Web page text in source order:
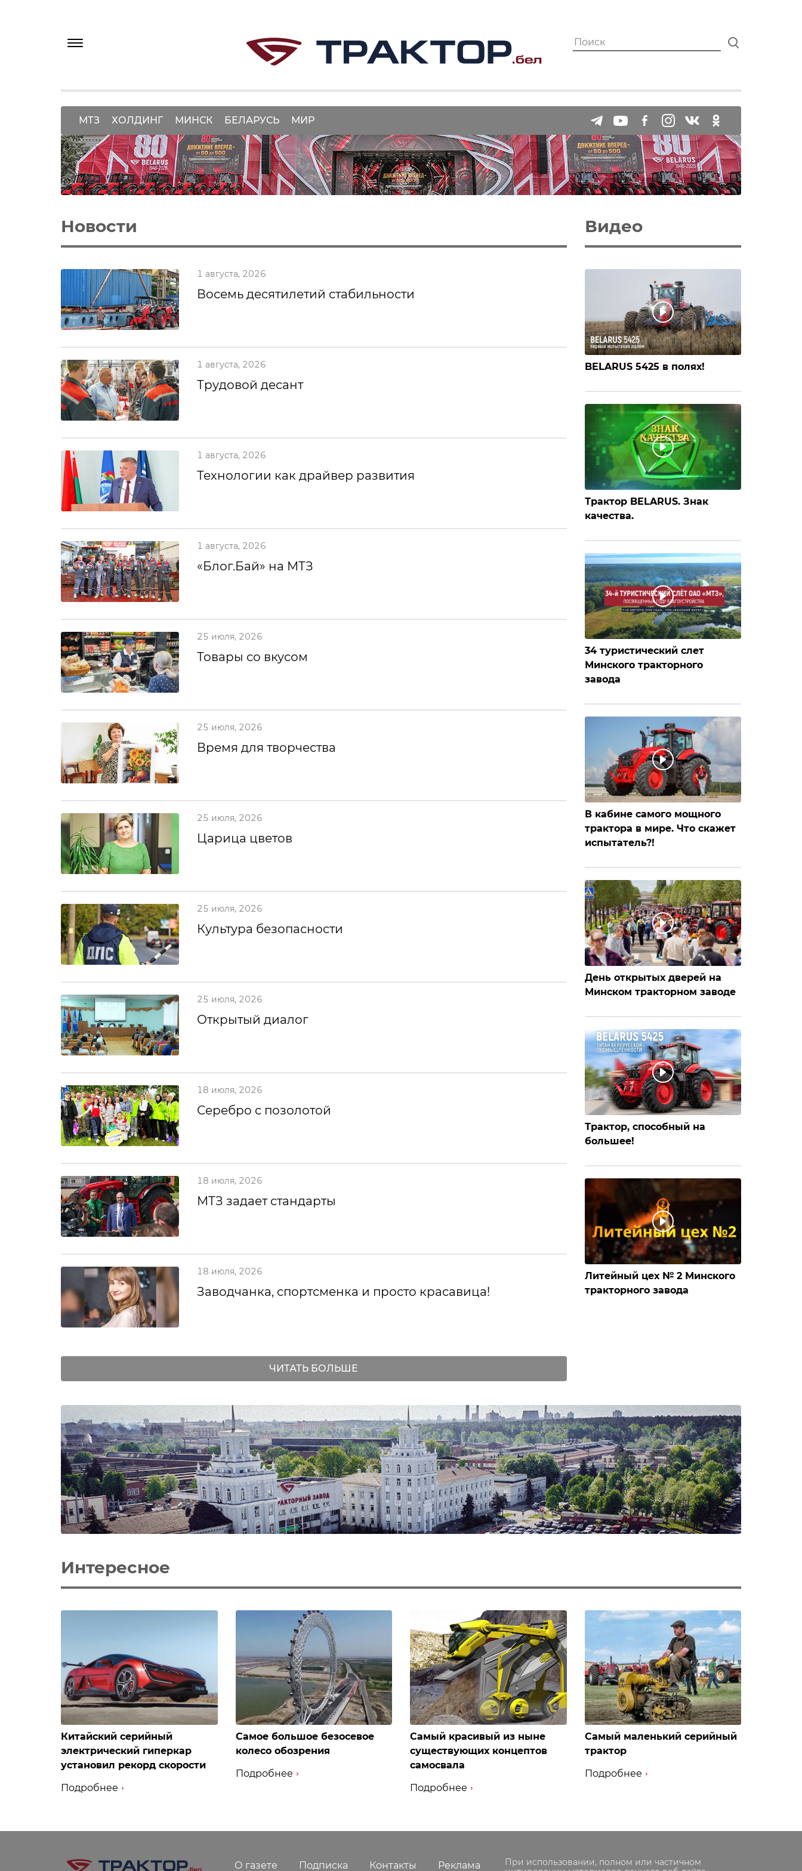
МТЗ ХОЛДИНГ МИНСК БЕЛАРУСЬ МИР
Новости
1 августа, 2026
Восемь десятилетий стабильности
1 августа, 2026
Трудовой десант
1 августа, 2026
Технологии как драйвер развития
1 августа, 2026
«Блог.Бай» на МТЗ
25 июля, 2026
Товары со вкусом
25 июля, 2026
Время для творчества
25 июля, 2026
Царица цветов
25 июля, 2026
Культура безопасности
25 июля, 2026
Открытый диалог
18 июля, 2026
Серебро с позолотой
18 июля, 2026
МТЗ задает стандарты
18 июля, 2026
Заводчанка, спортсменка и просто красавица!
ЧИТАТЬ БОЛЬШЕ
Видео
BELARUS 5425 в полях!
Трактор BELARUS. Знак
качества.
34 туристический слет
Минского тракторного
завода
В кабине самого мощного
трактора в мире. Что скажет
испытатель?!
День открытых дверей на
Минском тракторном заводе
Трактор, способный на
большее!
Литейный цех № 2 Минского
тракторного завода
Интересное
Китайский серийный
электрический гиперкар
установил рекорд скорости
Подробнее
Самое большое безосевое
колесо обозрения
Подробнее
Самый красивый из ныне
существующих концептов
самосвала
Подробнее
Самый маленький серийный
трактор
Подробнее
О газете Подписка Контакты Реклама
При использовании, полном или частичном